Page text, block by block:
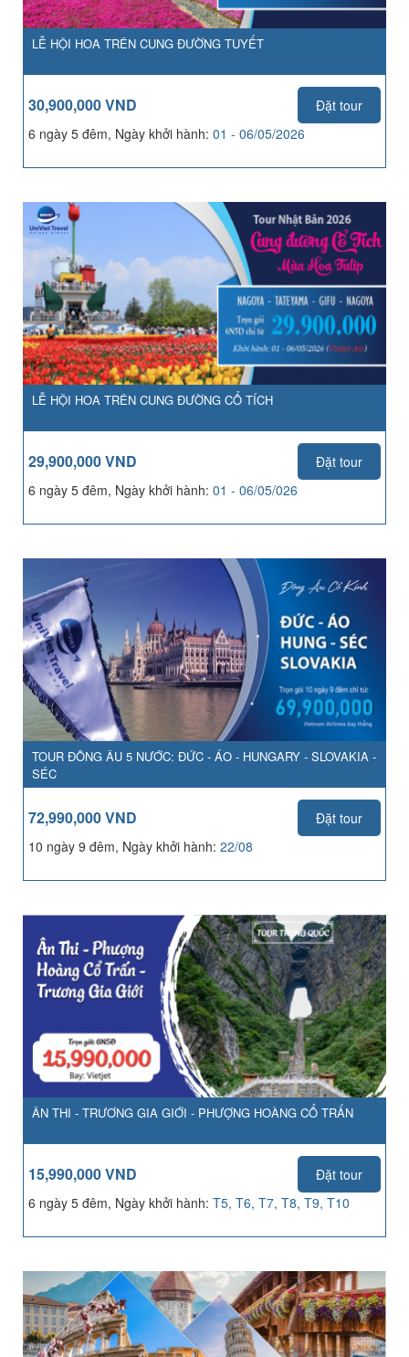
LỄ HỘI HOA TRÊN CUNG ĐƯỜNG TUYẾT
30,900,000 VND
Đặt tour
6 ngày 5 đêm, Ngày khởi hành: 01 - 06/05/2026
LỄ HỘI HOA TRÊN CUNG ĐƯỜNG CỔ TÍCH
29,900,000 VND
Đặt tour
6 ngày 5 đêm, Ngày khởi hành: 01 - 06/05/026
TOUR ĐÔNG ÂU 5 NƯỚC: ĐỨC - ÁO - HUNGARY - SLOVAKIA -
SÉC
72,990,000 VND
Đặt tour
10 ngày 9 đêm, Ngày khởi hành: 22/08
ÂN THI - TRƯƠNG GIA GIỚI - PHƯỢNG HOÀNG CỔ TRẤN
15,990,000 VND
Đặt tour
6 ngày 5 đêm, Ngày khởi hành: T5, T6, T7, T8, T9, T10